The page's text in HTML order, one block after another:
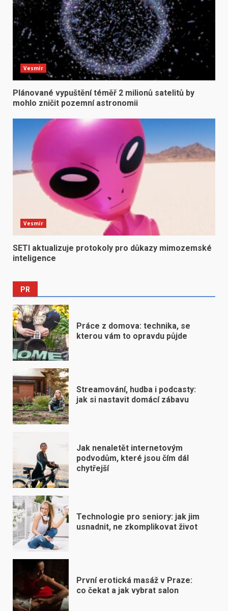
Vesmír
Plánované vypuštění téměř 2 milionů satelitů by
mohlo zničit pozemní astronomii
Vesmír
SETI aktualizuje protokoly pro důkazy mimozemské
inteligence
PR
Práce z domova: technika, se
kterou vám to opravdu půjde
Streamování, hudba i podcasty:
jak si nastavit domácí zábavu
Jak nenaletět internetovým
podvodům, které jsou čím dál
chytřejší
Technologie pro seniory: jak jim
usnadnit, ne zkomplikovat život
První erotická masáž v Praze:
co čekat a jak vybrat salon